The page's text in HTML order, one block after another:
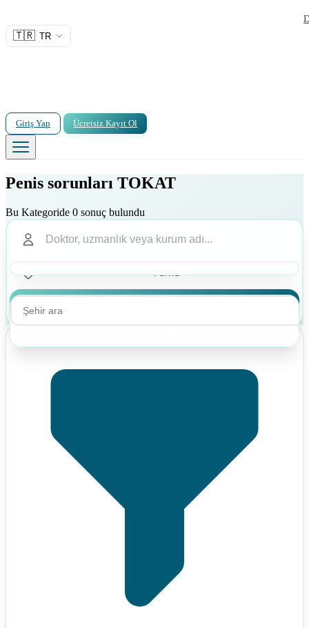
🇹🇷 TR
Giriş Yap Ücretsiz Kayıt Ol
Penis sorunları TOKAT
Bu Kategoride 0 sonuç bulundu